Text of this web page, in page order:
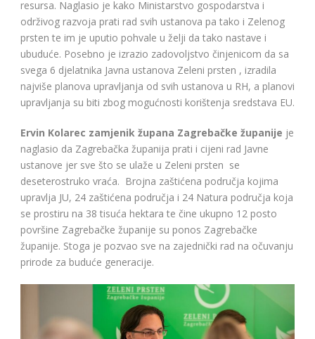
resursa. Naglasio je kako Ministarstvo gospodarstva i
održivog razvoja prati rad svih ustanova pa tako i Zelenog
prsten te im je uputio pohvale u želji da tako nastave i
ubuduće. Posebno je izrazio zadovoljstvo činjenicom da sa
svega 6 djelatnika Javna ustanova Zeleni prsten , izradila
najviše planova upravljanja od svih ustanova u RH, a planovi
upravljanja su biti zbog mogućnosti korištenja sredstava EU.
Ervin Kolarec zamjenik župana Zagrebačke županije je
naglasio da Zagrebačka županija prati i cijeni rad Javne
ustanove jer sve što se ulaže u Zeleni prsten se
deseterostruko vraća. Brojna zaštićena područja kojima
upravlja JU, 24 zaštićena područja i 24 Natura područja koja
se prostiru na 38 tisuća hektara te čine ukupno 12 posto
površine Zagrebačke županije su ponos Zagrebačke
županije. Stoga je pozvao sve na zajednički rad na očuvanju
prirode za buduće generacije.